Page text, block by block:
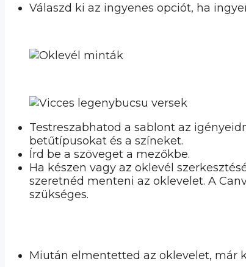
Válaszd ki az ingyenes opciót, ha
Testreszabhatod a sablont az
betűtípusokat és a színeket.
Írd be a szöveget a mezőkbe.
Ha készen vagy az oklevél
szeretnéd menteni az oklevelet. A
szükséges.
Miután elmentetted az oklevelet, már